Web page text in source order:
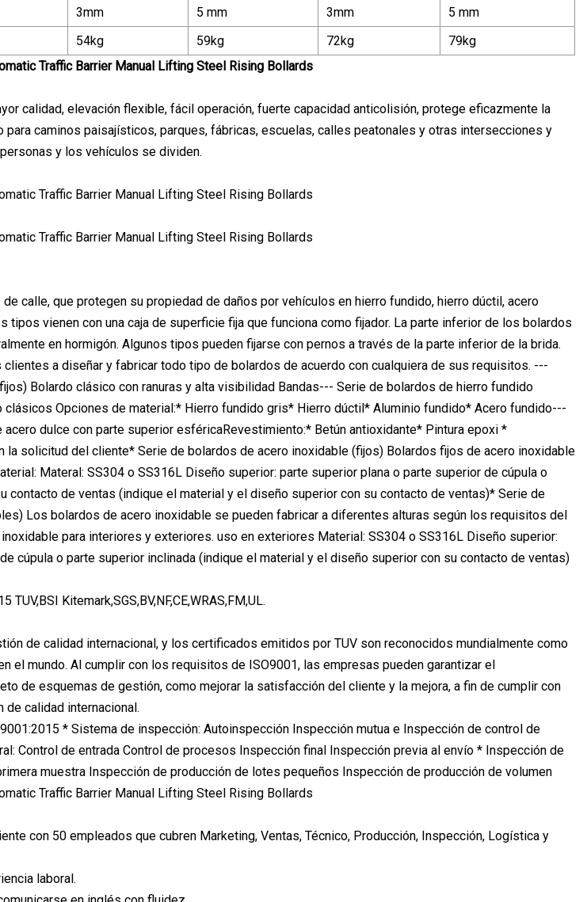
3mm 5 mm 3mm
5 mm
54kg 59kg 72kg 79kg
calidad, elevación flexible, fácil operación, fuerte capacidad anticolisión, protege eficazmente la
para caminos paisajísticos, parques, fábricas, escuelas, calles peatonales y otras intersecciones y
y los vehículos se dividen.
calle, que protegen su propiedad de daños por vehículos en hierro fundido, hierro dúctil, acero
tipos vienen con una caja de superficie fija que funciona como fijador. La parte inferior de los bolardos
en hormigón. Algunos tipos pueden fijarse con pernos a través de la parte inferior de la brida.
clientes a diseñar y fabricar todo tipo de bolardos de acuerdo con cualquiera de sus requisitos. ---
Bolardo clásico con ranuras y alta visibilidad Bandas--- Serie de bolardos de hierro fundido
Opciones de material:* Hierro fundido gris* Hierro dúctil* Aluminio fundido* Acero fundido---
dulce con parte superior esféricaRevestimiento:* Betún antioxidante* Pintura epoxi *
la solicitud del cliente* Serie de bolardos de acero inoxidable (fijos) Bolardos fijos de acero inoxidable
Materal: SS304 o SS316L Diseño superior: parte superior plana o parte superior de cúpula o
contacto de ventas (indique el material y el diseño superior con su contacto de ventas)* Serie de
Los bolardos de acero inoxidable se pueden fabricar a diferentes alturas según los requisitos del
para interiores y exteriores. uso en exteriores Material: SS304 o SS316L Diseño superior:
cúpula o parte superior inclinada (indique el material y el diseño superior con su contacto de ventas)
Kitemark,SGS,BV,NF,CE,WRAS,FM,UL.
de calidad internacional, y los certificados emitidos por TUV son reconocidos mundialmente como
el mundo. Al cumplir con los requisitos de ISO9001, las empresas pueden garantizar el
de esquemas de gestión, como mejorar la satisfacción del cliente y la mejora, a fin de cumplir con
calidad internacional.
* Sistema de inspección: Autoinspección Inspección mutua e Inspección de control de
Control de entrada Control de procesos Inspección final Inspección previa al envío * Inspección de
muestra Inspección de producción de lotes pequeños Inspección de producción de volumen
con 50 empleados que cubren Marketing, Ventas, Técnico, Producción, Inspección, Logística y
laboral.